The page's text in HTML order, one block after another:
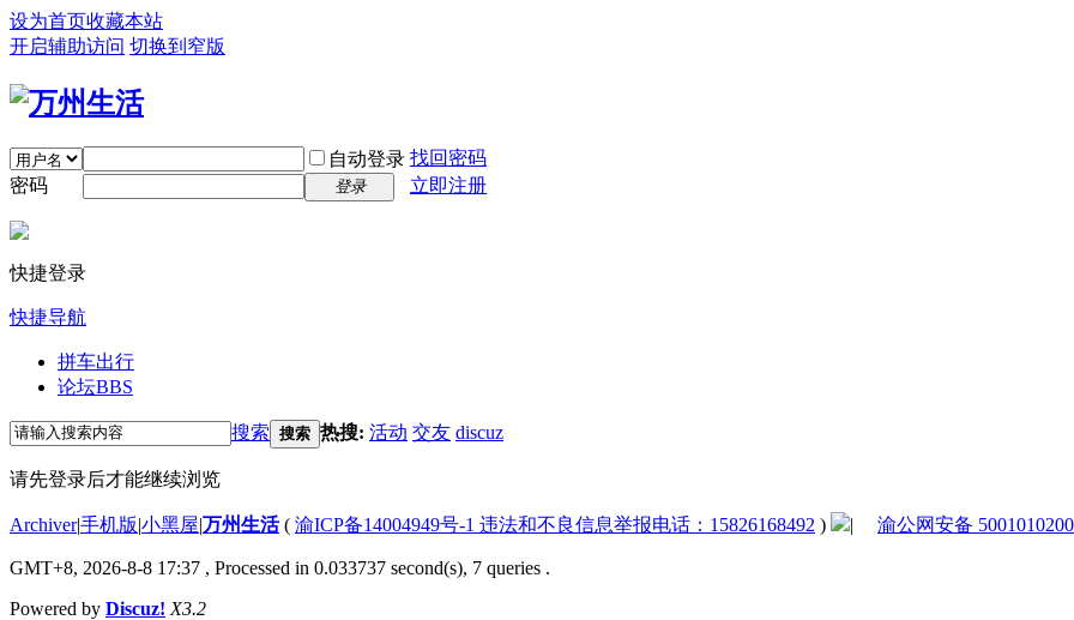
设为首页收藏本站
开启辅助访问 切换到窄版
自动登录 找回密码
密码
登录 立即注册
快捷登录
快捷导航
拼车出行
论坛BBS
搜索 搜索 热搜: 活动 交友 discuz
请先登录后才能继续浏览
Archiver|手机版|小黑屋|万州生活( 渝ICP备14004949号-1 违法和不良信息举报电话：15826168492 ) | 渝公网安备
GMT+8, 2026-8-8 17:37 , Processed in 0.033737 second(s), 7 queries .
Powered by Discuz! X3.2